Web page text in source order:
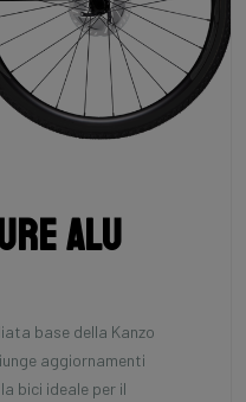
Alu
base della Kanzo
aggiornamenti
bici ideale per il